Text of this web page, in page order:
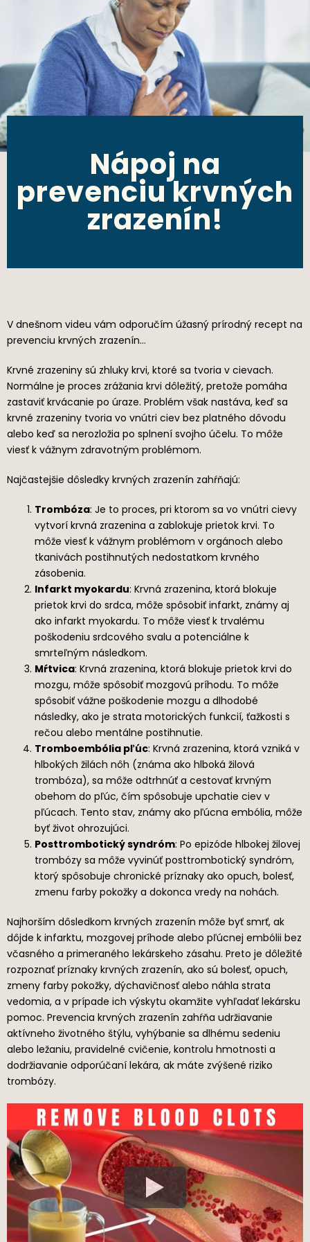
Nápoj na
prevenciu krvných
zrazenín!
V dnešnom videu vám odporučím úžasný prírodný recept na
prevenciu krvných zrazenín…
Krvné zrazeniny sú zhluky krvi, ktoré sa tvoria v cievach.
Normálne je proces zrážania krvi dôležitý, pretože pomáha
zastaviť krvácanie po úraze. Problém však nastáva, keď sa
krvné zrazeniny tvoria vo vnútri ciev bez platného dôvodu
alebo keď sa nerozložia po splnení svojho účelu. To môže
viesť k vážnym zdravotným problémom.
Najčastejšie dôsledky krvných zrazenín zahŕňajú:
Trombóza: Je to proces, pri ktorom sa vo vnútri cievy
vytvorí krvná zrazenina a zablokuje prietok krvi. To
môže viesť k vážnym problémom v orgánoch alebo
tkanivách postihnutých nedostatkom krvného
zásobenia.
Infarkt myokardu: Krvná zrazenina, ktorá blokuje
prietok krvi do srdca, môže spôsobiť infarkt, známy aj
ako infarkt myokardu. To môže viesť k trvalému
poškodeniu srdcového svalu a potenciálne k
smrteľným následkom.
Mŕtvica: Krvná zrazenina, ktorá blokuje prietok krvi do
mozgu, môže spôsobiť mozgovú príhodu. To môže
spôsobiť vážne poškodenie mozgu a dlhodobé
následky, ako je strata motorických funkcií, ťažkosti s
rečou alebo mentálne postihnutie.
Tromboembólia pľúc: Krvná zrazenina, ktorá vzniká v
hlbokých žilách nôh (známa ako hlboká žilová
trombóza), sa môže odtrhnúť a cestovať krvným
obehom do pľúc, čím spôsobuje upchatie ciev v
pľúcach. Tento stav, známy ako pľúcna embólia, môže
byť život ohrozujúci.
Posttrombotický syndróm: Po epizóde hlbokej žilovej
trombózy sa môže vyvinúť posttrombotický syndróm,
ktorý spôsobuje chronické príznaky ako opuch, bolesť,
zmenu farby pokožky a dokonca vredy na nohách.
Najhorším dôsledkom krvných zrazenín môže byť smrť, ak
dôjde k infarktu, mozgovej príhode alebo pľúcnej embólii bez
včasného a primeraného lekárskeho zásahu. Preto je dôležité
rozpoznať príznaky krvných zrazenín, ako sú bolesť, opuch,
zmeny farby pokožky, dýchavičnosť alebo náhla strata
vedomia, a v prípade ich výskytu okamžite vyhľadať lekársku
pomoc. Prevencia krvných zrazenín zahŕňa udržiavanie
aktívneho životného štýlu, vyhýbanie sa dlhému sedeniu
alebo ležaniu, pravidelné cvičenie, kontrolu hmotnosti a
dodržiavanie odporúčaní lekára, ak máte zvýšené riziko
trombózy.